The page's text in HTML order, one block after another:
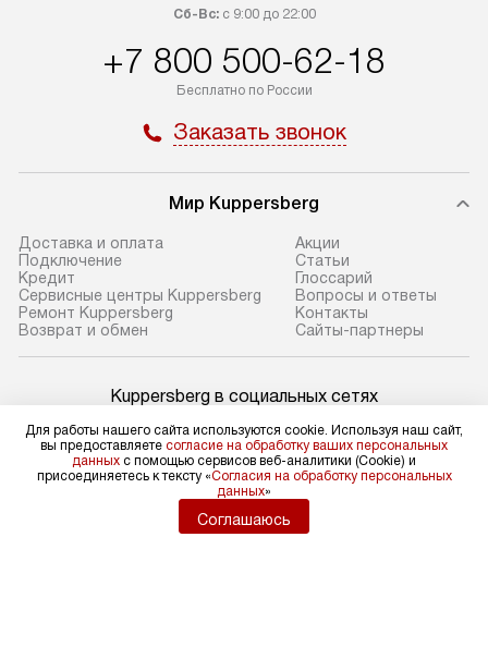
Сб-Вс:с 9:00 до 22:00
+7 800 500-62-18
Бесплатно по России
Заказать звонок
Мир Kuppersberg
Доставка и оплата
Подключение
Кредит
Сервисные центры Kuppersberg
Ремонт Kuppersberg
Возврат и обмен
Акции
Cтатьи
Глоссарий
Вопросы и ответы
Контакты
Сайты-партнеры
Kuppersberg в социальных сетях
Для физических лиц
shop@kuppers-russia.ru
Для юридических лиц
Для работы нашего сайта используются cookie. Используя наш сайт,
вы предоставляете согласие на обработку ваших персональных
данных с помощью сервисов веб-аналитики (Cookie) и
присоединяетесь к тексту «Согласия на обработку персональных
данных»
Соглашаюсь